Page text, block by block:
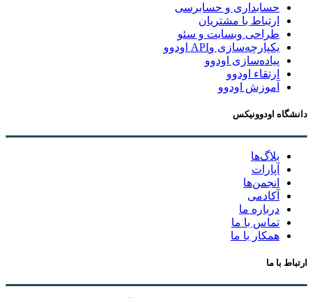
حسابداری و حسابرسی
ارتباط با مشتریان
طراحی وبسایت و سئو
یکپارچه‌سازی وAPI اودوو
پیاده‌سازی اودوو
ارتقاء اودوو
آموزش اودوو
دانشگاه اودوونیکس
بلاگ‌ها
آپارات
انجمن‌ها
آکادمی
درباره ما
تماس با ما
همکار با ما
ارتباط با ما